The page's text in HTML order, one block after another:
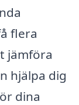
flera
jämföra
hjälpa dig
dina